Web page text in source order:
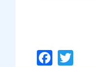
Facebook